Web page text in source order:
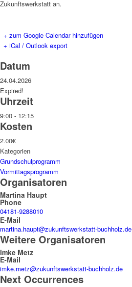
Zukunftswerkstatt an.
+ zum Google Calendar hinzufügen
+ iCal / Outlook export
Datum
24.04.2026
Expired!
Uhrzeit
9:00 - 12:15
Kosten
2.00€
Kategorien
Grundschulprogramm
Vormittagsprogramm
Organisatoren
Martina Haupt
Phone
04181-9288010
E-Mail
martina.haupt@zukunftswerkstatt-buchholz.de
Weitere Organisatoren
Imke Metz
E-Mail
imke.metz@zukunftswerkstatt-buchholz.de
Next Occurrences